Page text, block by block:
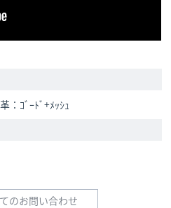
：ｺﾞｰﾄﾞ+ﾒｯｼｭ
のお問い合わせ